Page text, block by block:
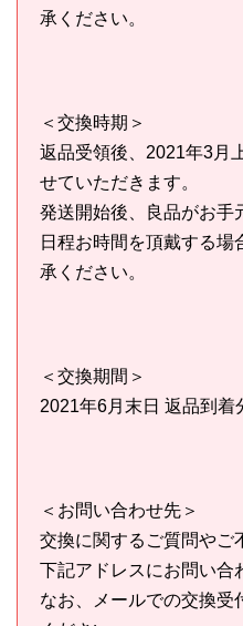
承ください。
＜交換時期＞
返品受領後、2021年3月
せていただきます。
発送開始後、良品がお手
日程お時間を頂戴する場
承ください。
＜交換期間＞
2021年6月末日 返品到着
＜お問い合わせ先＞
交換に関するご質問やご
下記アドレスにお問い合
なお、メールでの交換受